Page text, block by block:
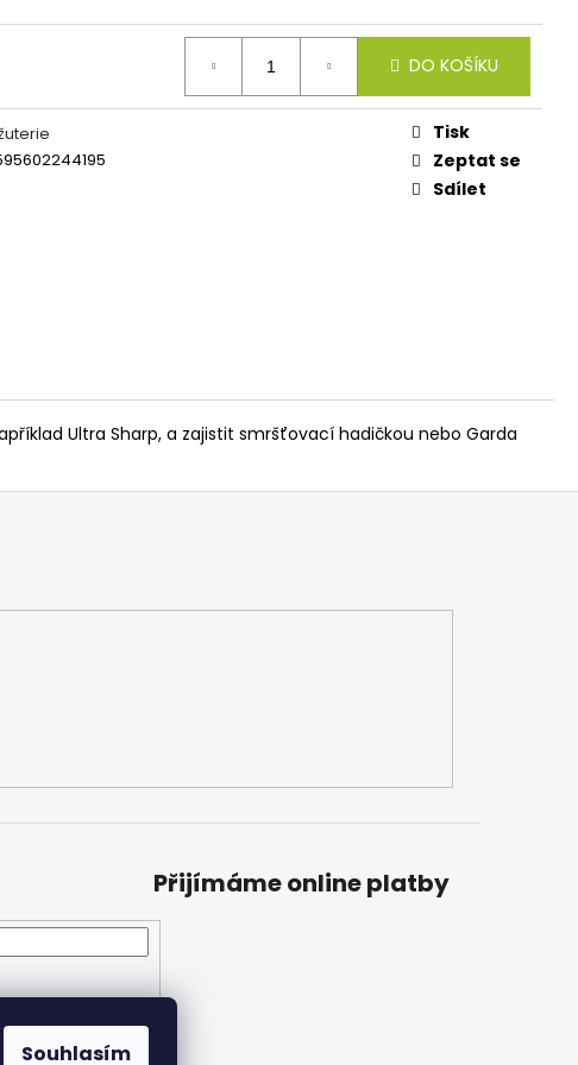
Souhlasím
DO KOŠÍKU
Tisk
Zeptat se
Sdílet
Ultra Sharp, a zajistit smršťovací hadičkou nebo Garda
BOILIES FLUO 30G
Přijímáme online platby